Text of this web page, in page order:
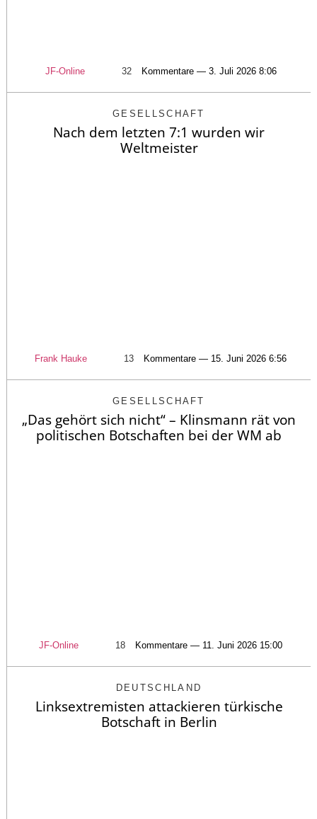
JF-Online 32 Kommentare — 3. Juli 2026 8:06
GESELLSCHAFT
Nach dem letzten 7:1 wurden wir
Weltmeister
Frank Hauke 13 Kommentare — 15. Juni 2026 6:56
GESELLSCHAFT
„Das gehört sich nicht“ – Klinsmann rät von
politischen Botschaften bei der WM ab
JF-Online 18 Kommentare — 11. Juni 2026 15:00
DEUTSCHLAND
Linksextremisten attackieren türkische
Botschaft in Berlin